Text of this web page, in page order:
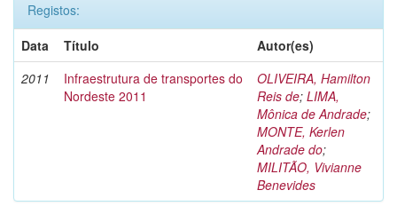
Registos:
Data
Título
Autor(es)
2011
Infraestrutura de transportes do
Nordeste 2011
OLIVEIRA, Hamilton
Reis de; LIMA,
Mônica de Andrade;
MONTE, Kerlen
Andrade do;
MILITÃO, Vivianne
Benevides